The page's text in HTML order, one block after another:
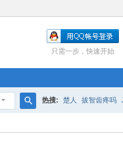
只需一步，快速开始
索
热搜: 楚人 拔智齿疼吗